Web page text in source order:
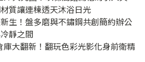
質讓連棟透天沐浴日光
生！盤多磨與不鏽鋼共創簡約辦公
靜之間
庫大翻新！翻玩色彩光影化身前衛精